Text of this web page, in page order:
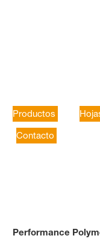
Productos
Contacto
Performance